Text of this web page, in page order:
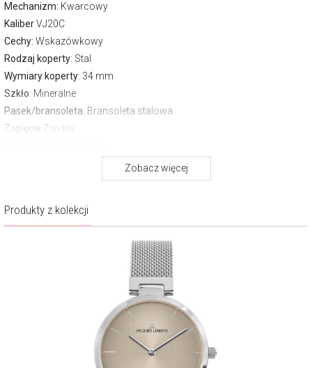
Mechanizm: Kwarcowy
KaliberVJ20C
Cechy: Wskazówkowy
Rodzaj koperty: Stal
Wymiary koperty: 34 mm
Szkło: Mineralne
Pasek/bransoleta: Bransoleta stalowa
Zapięcie Zwykłe
2 lata
Zegarki z kolekcji Elegance marki Jacques Lemans to połączenie
najnowszych trendów i klasycznej kobiecej elegancji.
Nowoczesne wzornictwo doskonale oddaje ducha współczesnej
mody, łącząc styl z ponadczasowym pięknem.
Każdy model tej kolekcji podkreśla indywidualny charakter i dodaje
blasku każdej chwili, czyniąc zegarki Elegance wyjątkową ozdobą na
Zobacz więcej
Produkty z kolekcji